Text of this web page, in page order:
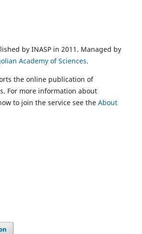
by INASP in 2011. Managed by
Academy of Sciences.
the online publication of
For more information about
to join the service see the About